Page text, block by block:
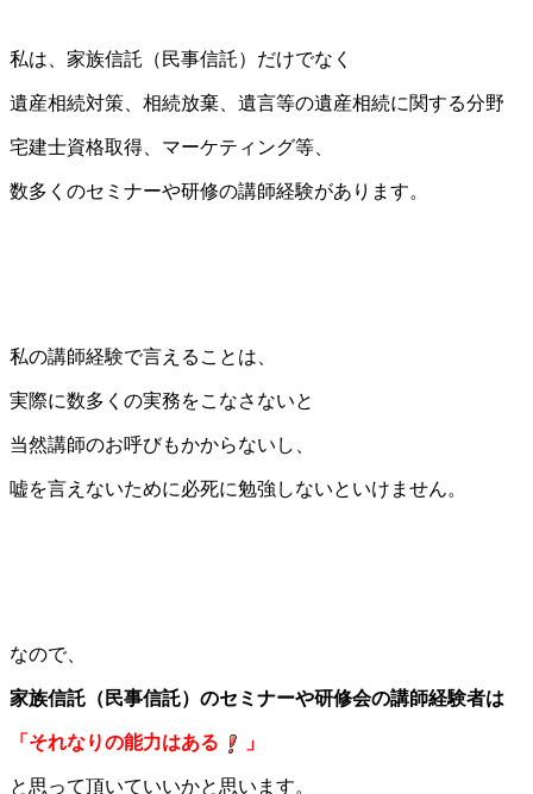
私は、家族信託（民事信託）だけでなく
遺産相続対策、相続放棄、遺言等の遺産相続に関する分野
宅建士資格取得、マーケティング等、
数多くのセミナーや研修の講師経験があります。
私の講師経験で言えることは、
実際に数多くの実務をこなさないと
当然講師のお呼びもかからないし、
嘘を言えないために必死に勉強しないといけません。
なので、
家族信託（民事信託）のセミナーや研修会の講師経験者は
「それなりの能力はある 」
と思って頂いていいかと思います。